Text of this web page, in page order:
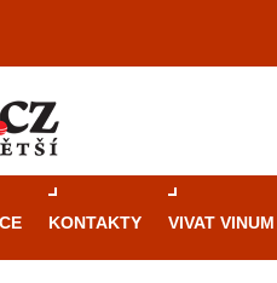
KONTAKTY VIVAT VINUM